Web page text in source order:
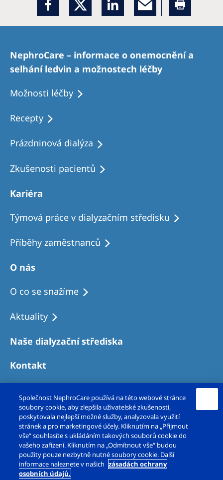
NephroCare – informace o onemocnění a
selhání ledvin a možnostech léčby
Možnosti léčby
Recepty
Prázdninová dialýza
Zkušenosti pacientů
Kariéra
Týmová práce v dialyzačním středisku
Příběhy zaměstnanců
O nás
O co se snažíme
Aktuality
Naše dialyzační střediska
Kontakt
Copyright © Fresenius Medical Care – DS, s.r.o.
2026. Všechna práva vyhrazena.
Společnost NephroCare používá na této webové stránce
soubory cookie, aby zlepšila uživatelské zkušenosti,
poskytovala nejlepší možné služby, analyzovala využití
stránek a pro marketingové účely. Kliknutím na „Přijmout
vše“ souhlasíte s ukládáním takových souborů cookie do
vašeho zařízení. Kliknutím na „Odmítnout vše“ budou
použity pouze nezbytně nutné soubory cookie. Další
informace naleznete v našich zásadách ochrany
osobních údajů.